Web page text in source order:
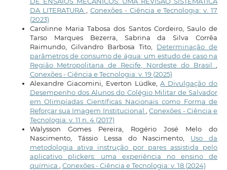
DA LITERATURA
Conexões - Ciência e Tecnologia: v. 17
(2023)
Carolinne Maria Tabosa dos Santos Cordeiro, Saulo de
Tarso Marques Bezerra, Sabrina da Silva Corrêa
Raimundo, Gilvandro Barbosa Tito, Determinação de
parâmetros de consumo de água: um estudo de caso na
Região Metropolitana de Recife, Nordeste do Brasil
Conexões - Ciência e Tecnologia: v. 19 (2025)
Alexandre Giacomini, Everton Lüdke,A Divulgação do
Desempenho dos Alunos do Colégio Militar de Salvador
em Olimpíadas Científicas Nacionais como Forma de
Reforçar sua Imagem Institucional
,Conexões - Ciência e
Tecnologia: v. 11 n. 4 (2017)
Walysson Gomes Pereira, Rogério José Melo do
Nascimento, Tássio Lessa do Nascimento, Uso da
metodologia ativa instrução por pares assistida pelo
aplicativo plickers: uma experiência no ensino de
química
Conexões - Ciência e Tecnologia: v. 18 (2024)